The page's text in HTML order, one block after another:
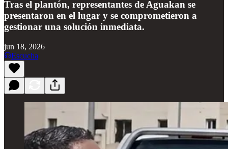
Tras el plantón, representantes de Aguakan se
presentaron en el lugar y se comprometieron a
gestionar una solución inmediata.
jun 18, 2026
Escucha